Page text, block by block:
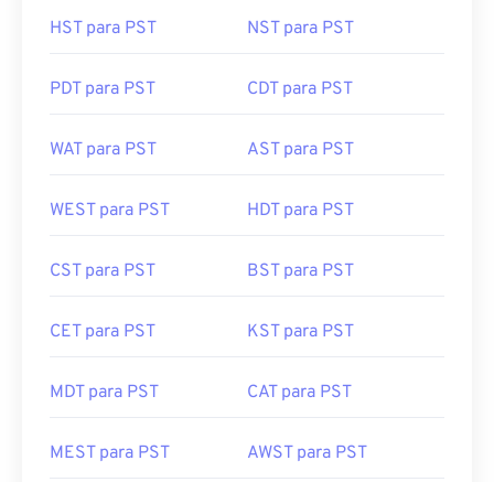
HST para PST NST para PST
PDT para PST CDT para PST
WAT para PST AST para PST
WEST para PST HDT para PST
CST para PST BST para PST
CET para PST KST para PST
MDT para PST CAT para PST
MEST para PST AWST para PST